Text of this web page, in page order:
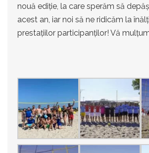
nouă ediție, la care sperăm să
acest an, iar noi să ne ridicăm la
prestațiilor participanților! Vă